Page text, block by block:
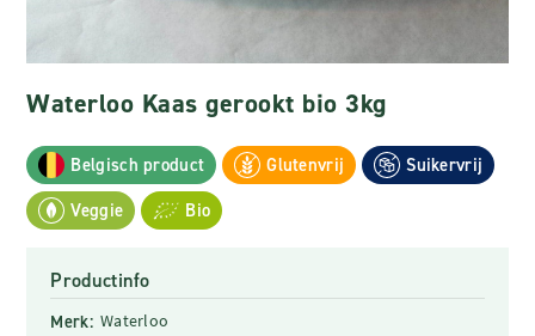
Waterloo Kaas gerookt bio 3kg
Belgisch product Glutenvrij
Suikervrij
Veggie
Bio
Productinfo
Merk: Waterloo